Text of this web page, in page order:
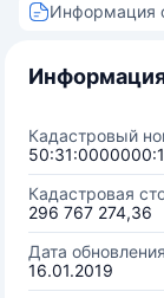
Информация
Кадастровый
Кадастровая
296 767 274,36
Дата
16.01.2019